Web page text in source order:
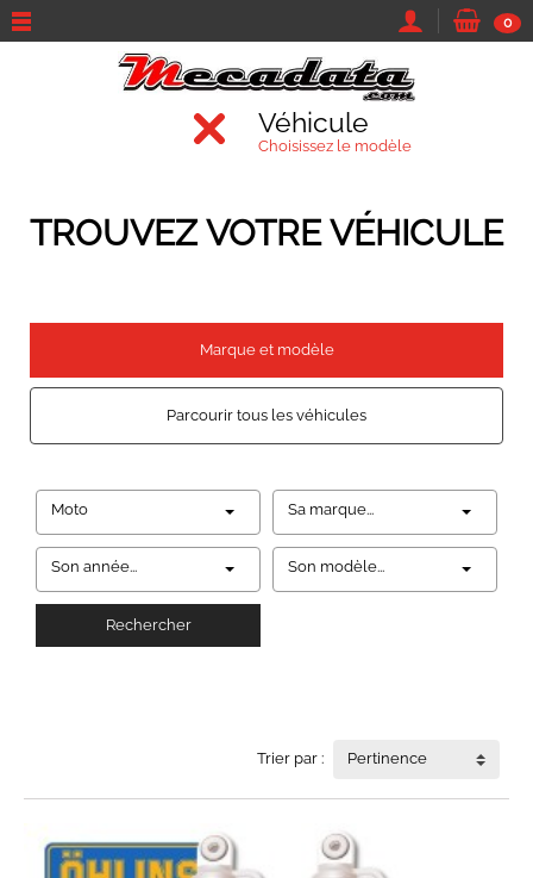
0
Véhicule
Choisissez le modèle
TROUVEZ VOTRE VÉHICULE
Marque et modèle
Parcourir tous les véhicules
Moto Sa marque...
Son année... Son modèle...
Rechercher
Trier par : Pertinence